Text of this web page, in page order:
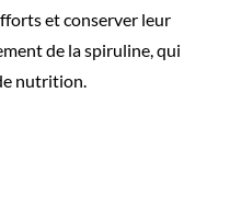
et conserver leur
de la spiruline, qui
nutrition.